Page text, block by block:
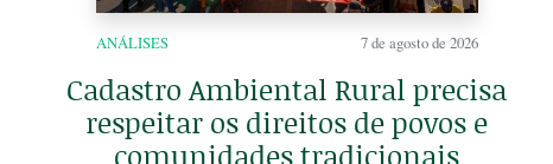
ANÁLISES 7 de agosto de 2026
Cadastro Ambiental Rural precisa
respeitar os direitos de povos e
comunidades tradicionais